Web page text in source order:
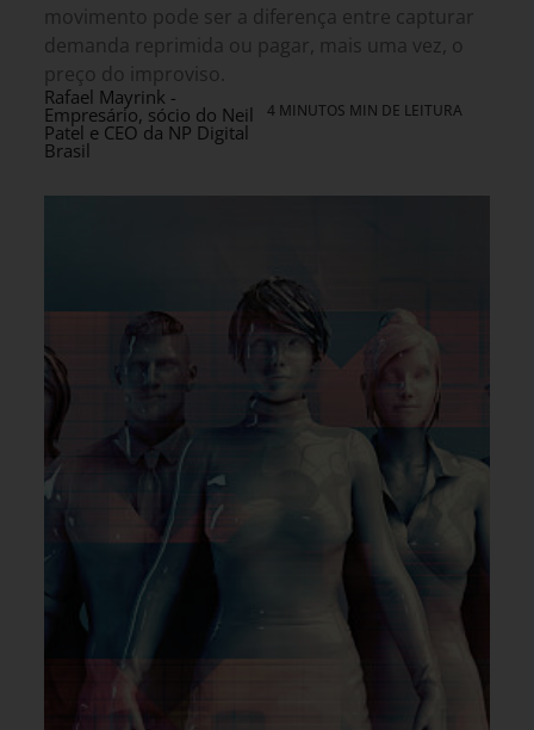
movimento pode ser a diferença entre capturar
demanda reprimida ou pagar, mais uma vez, o
preço do improviso.
Rafael Mayrink -
Empresário, sócio do Neil
Patel e CEO da NP Digital
Brasil
4 MINUTOS MIN DE LEITURA